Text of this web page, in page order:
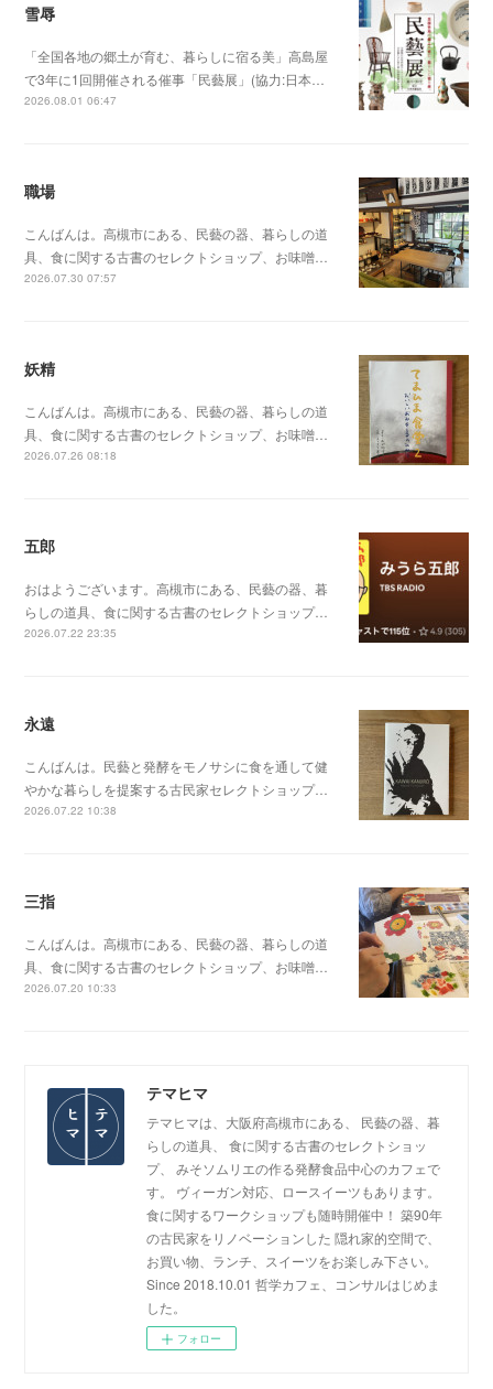
雪辱
「全国各地の郷土が育む、暮らしに宿る美」高島屋
で3年に1回開催される催事「民藝展」(協力:日本…
2026.08.01 06:47
職場
こんばんは。高槻市にある、民藝の器、暮らしの道
具、食に関する古書のセレクトショップ、お味噌…
2026.07.30 07:57
妖精
こんばんは。高槻市にある、民藝の器、暮らしの道
具、食に関する古書のセレクトショップ、お味噌…
2026.07.26 08:18
五郎
おはようございます。高槻市にある、民藝の器、暮
らしの道具、食に関する古書のセレクトショップ…
2026.07.22 23:35
永遠
こんばんは。民藝と発酵をモノサシに食を通して健
やかな暮らしを提案する古民家セレクトショップ…
2026.07.22 10:38
三指
こんばんは。高槻市にある、民藝の器、暮らしの道
具、食に関する古書のセレクトショップ、お味噌…
2026.07.20 10:33
テマヒマ
テマヒマは、大阪府高槻市にある、 民藝の器、暮
らしの道具、 食に関する古書のセレクトショッ
プ、 みそソムリエの作る発酵食品中心のカフェで
す。 ヴィーガン対応、ロースイーツもあります。
食に関するワークショップも随時開催中！ 築90年
の古民家をリノベーションした 隠れ家的空間で、
お買い物、ランチ、スイーツをお楽しみ下さい。
Since 2018.10.01 哲学カフェ、コンサルはじめま
した。
フォロー